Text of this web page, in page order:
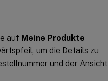
auf Meine Produkte
um die Details zu
und der Ansicht